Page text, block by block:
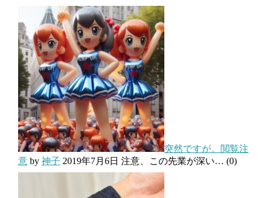
突然ですが。閲覧注
意 by 神子 2019年7月6日 注意、この先業が深い… (0)